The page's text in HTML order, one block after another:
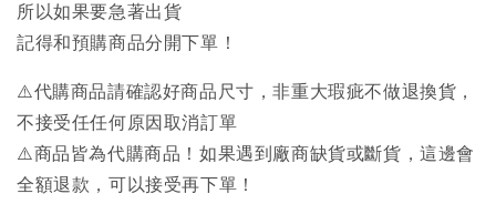
所以如果要急著出貨
記得和預購商品分開下單！
⚠️代購商品請確認好商品尺寸，非重大瑕疵不做退換貨，
不接受任任何原因取消訂單
⚠️商品皆為代購商品！如果遇到廠商缺貨或斷貨，這邊會
全額退款，可以接受再下單！